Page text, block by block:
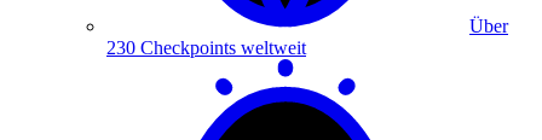
Über
230 Checkpoints weltweit